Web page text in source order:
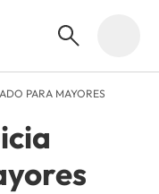
PARA MAYORES